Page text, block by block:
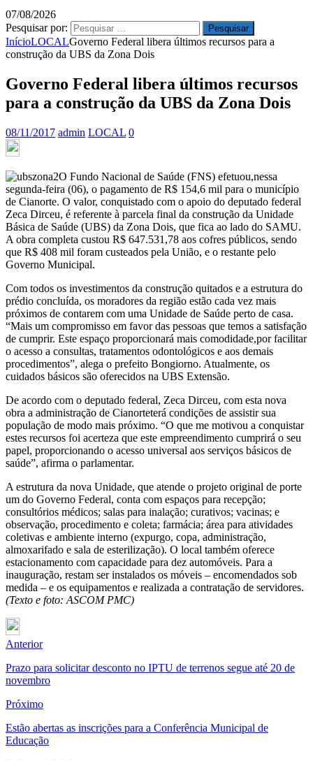
07/08/2026
Pesquisar por:
InícioLOCALGoverno Federal libera últimos recursos para a
construção da UBS da Zona Dois­
Governo Federal libera últimos recursos
para a construção da UBS da Zona Dois­
08/11/2017 admin LOCAL 0
O Fundo Nacional de Saúde (FNS) efetuou,nessa
segunda-feira (06), o pagamento de R$ 154,6 mil para o município
de Cianorte. O valor, conquistado com o apoio do deputado federal
Zeca Dirceu, é referente à parcela final da construção da Unidade
Básica de Saúde (UBS) da Zona Dois, que fica ao lado do SAMU.
A obra completa custou R$ 647.531,78 aos cofres públicos, sendo
que R$ 408 mil foram custeados pela União, e o restante pelo
Governo Municipal.
Com todos os investimentos da construção quitados e a estrutura do
prédio concluída, os moradores da região estão cada vez mais
próximos de contarem com uma Unidade de Saúde perto de casa.
“Mais um compromisso em favor das pessoas que temos a satisfação
de cumprir. Este espaço proporcionará mais comodidade,por facilitar
o acesso a consultas, tratamentos odontológicos e aos demais
procedimentos”, alega o prefeito Bongiorno. Atualmente, os
cuidados básicos são oferecidos na UBS Extensão.
De acordo com o deputado federal, Zeca Dirceu, com esta nova
obra a administração de Cianorteterá condições de assistir sua
população de modo mais próximo. “O que me motivou a conquistar
estes recursos foi acerteza que este empreendimento cumprirá o seu
papel, proporcionando o acesso universal aos serviços básicos de
saúde”, afirma o parlamentar.
A estrutura da nova Unidade, que atende o projeto original de porte
um do Governo Federal, conta com espaços para recepção;
consultórios médicos; salas para inalação; curativos; vacinas; e
observação, procedimento e coleta; farmácia; área para atividades
coletivas e ambiente interno (expurgo, copa, administração,
almoxarifado e sala de esterilização). O local também oferece
estacionamento com capacidade para dez automóveis. Para a
inauguração, restam ser instalados os móveis – encomendados sob
medida – e os equipamentos e realizada a contratação de servidores.
(Texto e foto: ASCOM PMC)
Anterior
Prazo para solicitar desconto no IPTU de terrenos segue até 20 de
novembro
Próximo
Estão abertas as inscrições para a Conferência Municipal de
Educação